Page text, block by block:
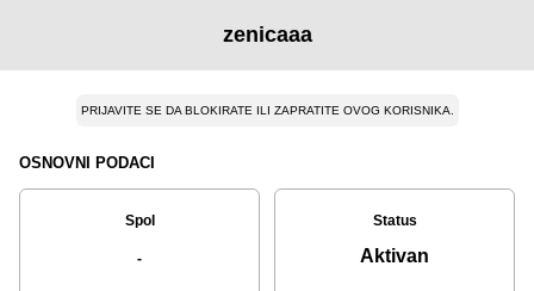
zenicaaa
PRIJAVITE SE DA BLOKIRATE ILI ZAPRATITE OVOG KORISNIKA.
OSNOVNI PODACI
Spol
-
Status
Aktivan